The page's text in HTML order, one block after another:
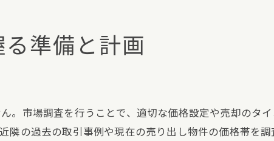
バイスを活用する方法
一歩：正確な物件評価の重要性
評価価格の違い
準備と計画
。市場調査を行うことで、適切な価格設定や売却のタ
隣の過去の取引事例や現在の売り出し物件の価格帯を